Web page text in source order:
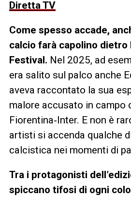
Diretta TV
Come spesso accade,
calcio farà capolino dietro
Festival. Nel 2025, ad
era salito sul palco anche
aveva raccontato la sua
malore accusato in campo
Fiorentina‑Inter. E non è
artisti si accenda qualche
calcistica nei momenti di
Tra i protagonisti
spiccano tifosi di ogni